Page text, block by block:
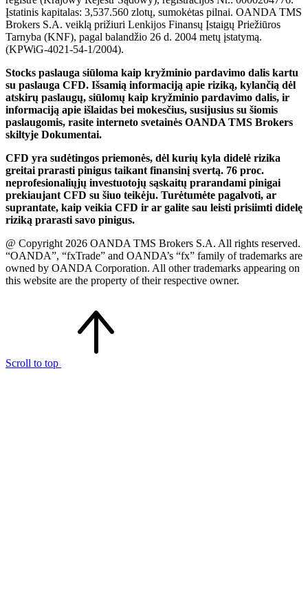
Įstatinis kapitalas: 3,537.560 zlotų, sumokėtas pilnai. OANDA TMS
Brokers S.A. veiklą prižiuri Lenkijos Finansų Įstaigų Priežiūros
Tarnyba (KNF), pagal balandžio 26 d. 2004 metų įstatymą.
(KPWiG-4021-54-1/2004).
Stocks paslauga siūloma kaip kryžminio pardavimo dalis kartu
su paslauga CFD. Išsamią informaciją apie riziką, kylančią dėl
atskirų paslaugų, siūlomų kaip kryžminio pardavimo dalis, ir
informaciją apie išlaidas bei mokesčius, susijusius su šiomis
paslaugomis, rasite interneto svetainės OANDA TMS Brokers
skiltyje Dokumentai.
CFD yra sudėtingos priemonės, dėl kurių kyla didelė rizika
greitai prarasti pinigus taikant finansinį svertą. 76 proc.
neprofesionaliųjų investuotojų sąskaitų prarandami pinigai
prekiaujant CFD su šiuo teikėju. Turėtumėte pagalvoti, ar
suprantate, kaip veikia CFD ir ar galite sau leisti prisiimti didelę
riziką prarasti savo pinigus.
@ Copyright 2026 OANDA TMS Brokers S.A. All rights reserved.
“OANDA”, “fxTrade” and OANDA’s “fx” family of trademarks are
owned by OANDA Corporation. All other trademarks appearing on
this website are the property of their respective owner.
Scroll to top